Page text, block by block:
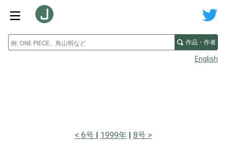
作品・作者
English
6号 1999年 8号